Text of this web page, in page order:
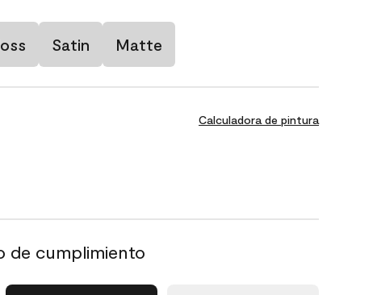
Satin Matte
Calculadora de pintura
de cumplimiento